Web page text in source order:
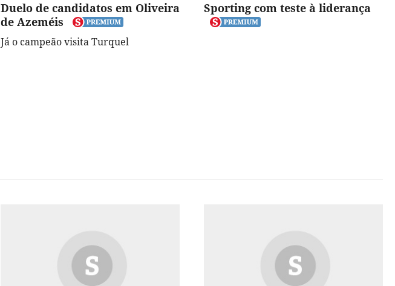
Duelo de candidatos em Oliveira
de Azeméis
Já o campeão visita Turquel
Sporting com teste à liderança